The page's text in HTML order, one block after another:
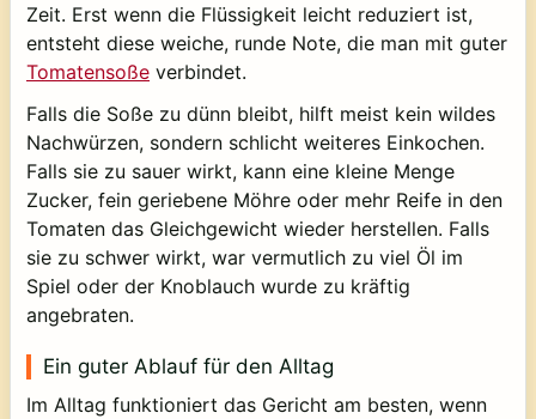
Zeit. Erst wenn die Flüssigkeit leicht reduziert ist,
entsteht diese weiche, runde Note, die man mit guter
Tomatensoße verbindet.
Falls die Soße zu dünn bleibt, hilft meist kein wildes
Nachwürzen, sondern schlicht weiteres Einkochen.
Falls sie zu sauer wirkt, kann eine kleine Menge
Zucker, fein geriebene Möhre oder mehr Reife in den
Tomaten das Gleichgewicht wieder herstellen. Falls
sie zu schwer wirkt, war vermutlich zu viel Öl im
Spiel oder der Knoblauch wurde zu kräftig
angebraten.
Ein guter Ablauf für den Alltag
Im Alltag funktioniert das Gericht am besten, wenn